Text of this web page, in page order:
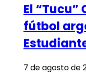
El
fútbol
7 de agosto de